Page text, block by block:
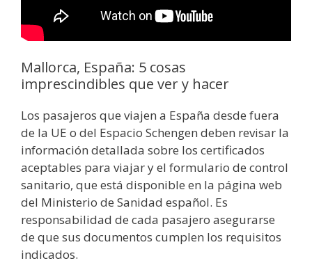
Mallorca, España: 5 cosas
imprescindibles que ver y hacer
Los pasajeros que viajen a España desde fuera
de la UE o del Espacio Schengen deben revisar la
información detallada sobre los certificados
aceptables para viajar y el formulario de control
sanitario, que está disponible en la página web
del Ministerio de Sanidad español. Es
responsabilidad de cada pasajero asegurarse
de que sus documentos cumplen los requisitos
indicados.